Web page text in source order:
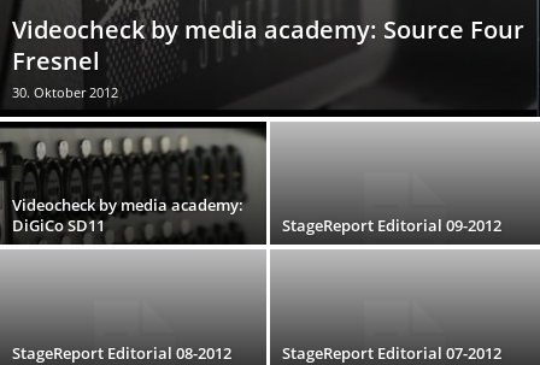
Videocheck by media academy: Source Four
Fresnel
30. Oktober 2012
Videocheck by media academy:
DiGiCo SD11
StageReport Editorial 09-2012
StageReport Editorial 08-2012 StageReport Editorial 07-2012